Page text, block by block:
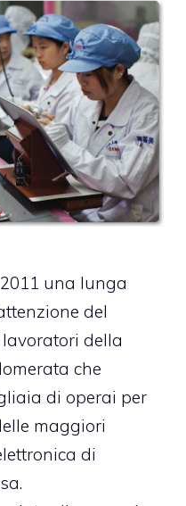
una lunga
del
della
che
di operai per
maggiori
di